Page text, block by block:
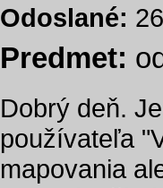
Odoslané:
Predmet:
Dobrý deň.
používateľa
mapovania